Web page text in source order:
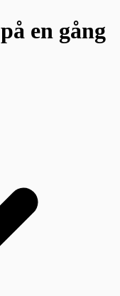
på en gång